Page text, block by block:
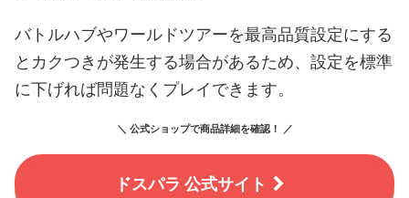
バトルハブやワールドツアーを最高品質設定にする
とカクつきが発生する場合があるため、設定を標準
に下げれば問題なくプレイできます。
＼ 公式ショップで商品詳細を確認！ ／
ドスパラ 公式サイト